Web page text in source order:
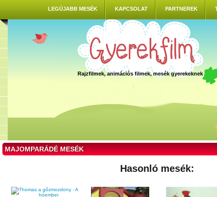
LEGÚJABB MESÉK KAPCSOLAT PARTNEREK
Rajzfilmek, animációs filmek, mesék gyerekeknek
MAJOMPARÁDÉ MESÉK
Hasonló mesék: